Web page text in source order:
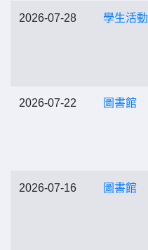
2026-07-28 學生活動
2026-07-22 圖書館
2026-07-16 圖書館